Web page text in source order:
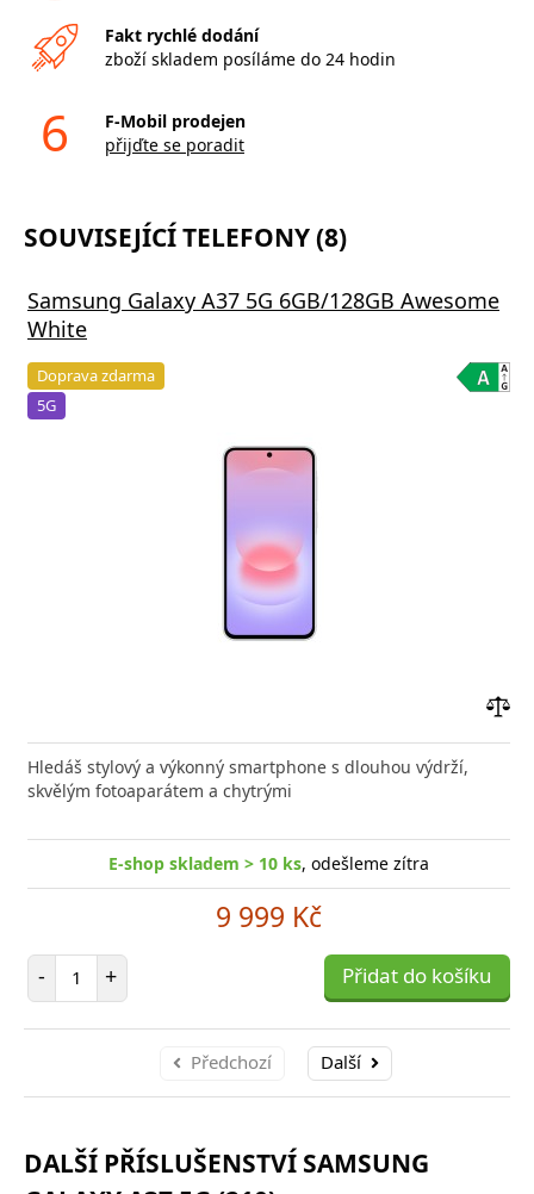
Fakt rychlé dodání
zboží skladem posíláme do 24 hodin
6
F-Mobil prodejen
přijďte se poradit
SOUVISEJÍCÍ TELEFONY (8)
Samsung Galaxy A37 5G 6GB/128GB Awesome
White
Doprava zdarma
5G
Hledáš stylový a výkonný smartphone s dlouhou výdrží,
skvělým fotoaparátem a chytrými
E-shop skladem > 10 ks, odešleme zítra
9 999 Kč
- Počet položek
+ Přidat do košíku
Předchozí Další
DALŠÍ PŘÍSLUŠENSTVÍ SAMSUNG